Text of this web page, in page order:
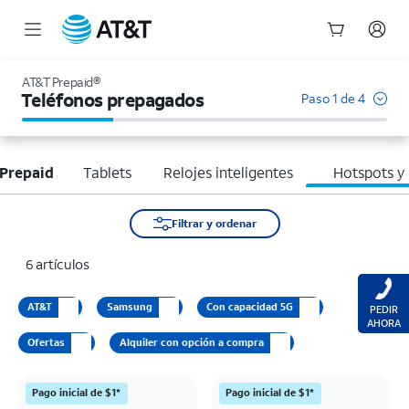
AT&T Prepaid®
Teléfonos prepagados Paso 1 de 4
Tablets Relojes inteligentes Hotspots y
Filtrar y ordenar
6 artículos
AT&T Samsung Con capacidad 5G
Ofertas Alquiler con opción a compra
Pago inicial de $1* Pago inicial de $1*
PEDIR
AHORA